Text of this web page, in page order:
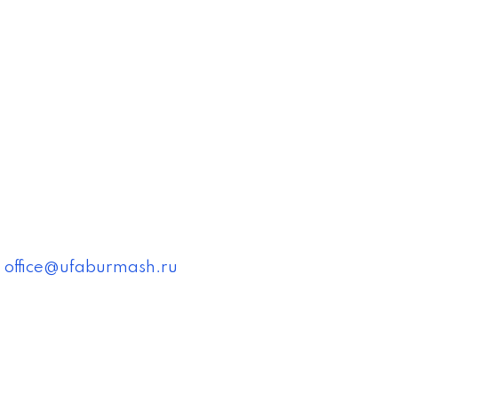
office@ufaburmash.ru